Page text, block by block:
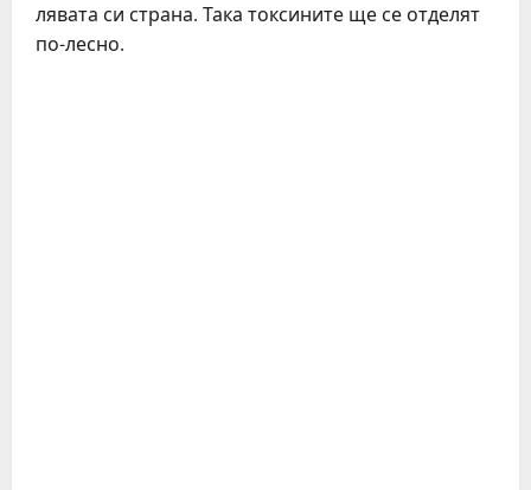
лявата си страна. Така токсините ще се отделят
по-лесно.